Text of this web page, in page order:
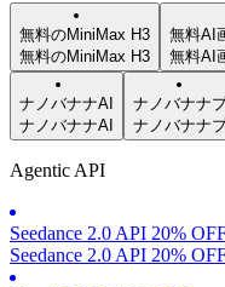
無料のMiniMax H3
無料のMiniMax H3
無料AI
無料AI
ナノバナナAI
ナノバナナAI
ナノバナナ
ナノバナナ
Agentic API
Seedance 2.0 API 20%
Seedance 2.0 API 20%